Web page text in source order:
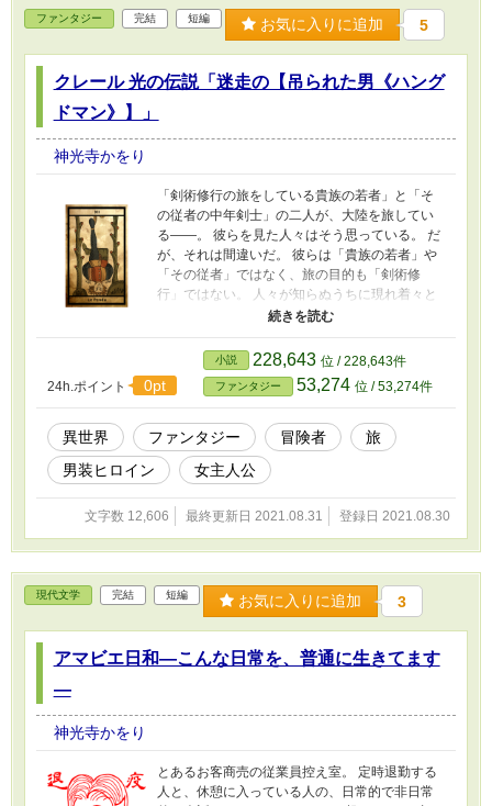
ファンタジー 完結 短編 お気に入りに追加 5
クレール 光の伝説「迷走の【吊られた男《ハング
ドマン》】」
神光寺かをり
「剣術修行の旅をしている貴族の若者」と「そ
の従者の中年剣士」の二人が、大陸を旅してい
る――。 彼らを見た人々はそう思っている。 だ
が、それは間違いだ。 彼らは「貴族の若者」や
「その従者」ではなく、旅の目的も「剣術修
行」ではない。 人々が知らぬうちに現れ着々と
勢力域を広げる魔物を、人知れず倒す「狩
人」。 動く死体を死人の命で倒す者たち。 彼ら
は今日も大陸をさまよう。 そしてたどり着いた
先は、中堅地方都市ツオイク――。 この都市の
教区長が手に入れたのは、古の忠臣にゆかりあ
る宝珠【アーム】。 それを手にすれば強大な力
を得られる。 人々を守りたいと願う心は、しか
し魔につけ込まれた。 他人の心を飲み込んだ
「触手」が、旅の剣士クレールにからみつく。
24h.ポイント 0pt
小説 228,643 位 / 228,643件
ファンタジー 53,274 位 / 53,274件
異世界 ファンタジー 冒険者
旅
男装ヒロイン
女主人公
文字数 12,606 最終更新日 2021.08.31 登録日 2021.08.30
現代文学 完結 短編 お気に入りに追加 3
アマビエ日和―こんな日常を、普通に生きてます
―
神光寺かをり
とあるお客商売の従業員控え室。 定時退勤する
人と、休憩に入っている人の、日常的で非日常